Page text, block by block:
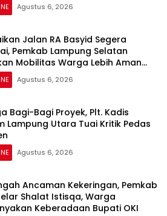
Agustus 6, 2026
Jalan RA Basyid Segera
Pemkab Lampung Selatan
Mobilitas Warga Lebih Aman
Agustus 6, 2026
Bagi-Bagi Proyek, Plt. Kadis
Lampung Utara Tuai Kritik Pedas
Agustus 6, 2026
Ancaman Kekeringan, Pemkab
Shalat Istisqa, Warga
Keberadaan Bupati OKI